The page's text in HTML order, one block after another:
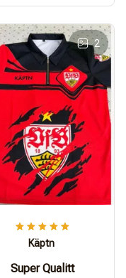
2
Käptn
Super Qualitt